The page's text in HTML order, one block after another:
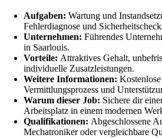
Aufgaben: Wartung und
Fehlerdiagnose und
Unternehmen: Führendes
in Saarlouis.
Vorteile: Attraktives Gehalt,
individuelle Zusatzleistungen.
Weitere Informationen:
Vermittlungsprozess und
Warum dieser Job: Sichere dir
Arbeitsplatz in einem modernen
Qualifikationen: Abgeschlossene
Mechatroniker oder vergleichbare